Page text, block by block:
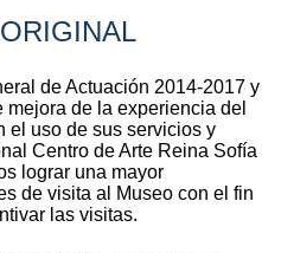
de Actuación 2014-2017 y
de la experiencia del
el uso de sus servicios y
Centro de Arte Reina Sofía
lograr una mayor
de visita al Museo con el fin
las visitas.